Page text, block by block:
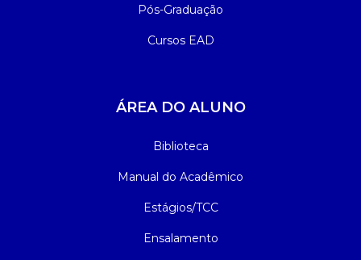
Pós-Graduação
Cursos EAD
ÁREA DO ALUNO
Biblioteca
Manual do Acadêmico
Estágios/TCC
Ensalamento